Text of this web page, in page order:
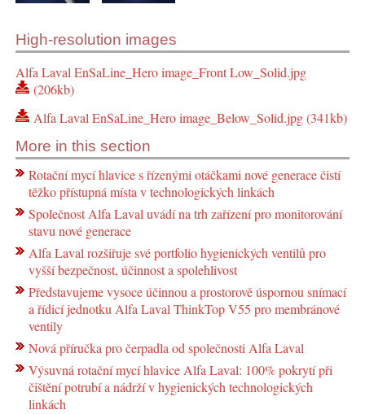
High-resolution images
Alfa Laval EnSaLine_Hero image_Front Low_Solid.jpg
(206kb)
Alfa Laval EnSaLine_Hero image_Below_Solid.jpg (341kb)
More in this section
Rotační mycí hlavice s řízenými otáčkami nové generace čistí
těžko přístupná místa v technologických linkách
Společnost Alfa Laval uvádí na trh zařízení pro monitorování
stavu nové generace
Alfa Laval rozšiřuje své portfolio hygienických ventilů pro
vyšší bezpečnost, účinnost a spolehlivost
Představujeme vysoce účinnou a prostorově úspornou snímací
a řídicí jednotku Alfa Laval ThinkTop V55 pro membránové
ventily
Nová příručka pro čerpadla od společnosti Alfa Laval
Výsuvná rotační mycí hlavice Alfa Laval: 100% pokrytí při
čištění potrubí a nádrží v hygienických technologických
linkách